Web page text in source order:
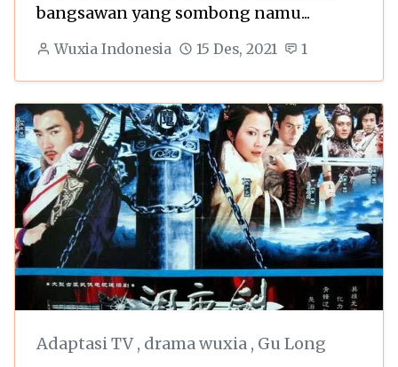
bangsawan yang sombong namu...
Wuxia Indonesia 15 Des, 2021 1
Adaptasi TV, drama wuxia , Gu Long